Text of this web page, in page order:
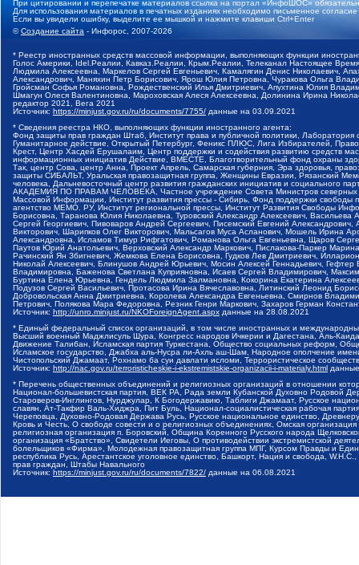
При цитировании и перепечатке материалов ссылка на портал «ИнфоШОС»
Для использования материалов в печатных изданиях необходимо письменное
Если вы увидели ошибку, выделите ее мышкой и нажмите клавиши Ctrl+Enter
©Создание сайта - Инфорос, 2007-2026
* Реестр иностранных средств массовой информации, выполняющих функции
Голос Америки, Idel.Реалии, Кавказ.Реалии, Крым.Реалии, Телеканал Настоящее
Людмила Алексеевна, Маркелов Сергей Евгеньевич, Камалягин Денис Николаевич,
Александрович, Маняхин Петр Борисович, Ярош Юлия Петровна, Чуракова Ольга
Гройсман Софья Романовна, Рождественский Илья Дмитриевич, Апухтина Юлия
Шмагун Олеся Валентиновна, Мароховская Алеся Алексеевна, Долинина Ирина
редактор 2021, Вега 2021
Источник: https://minjust.gov.ru/ru/documents/7755/ данные на 03.09.2021
* Сведения реестра НКО, выполняющих функции иностранного агента:
Фонд защиты прав граждан Штаб, Институт права и публичной политики,
Гуманитарное действие, Открытый Петербург, Феникс ПЛЮС, Лига Избирателей,
Крест, Центр Хасдей Ерушалаим, Центр поддержки и содействия развитию средств
информационных инициатив Действие, ВМЕСТЕ, Благотворительный фонд охраны
Так, центр Сова, центр Анна, Проект Апрель, Самарская губерния, Эра здоровья,
защиты СИБАЛЬТ, Уральская правозащитная группа, Женщины Евразии, Рязанский
человека, Дальневосточный центр развития гражданских инициатив и социального
АКАДЕМИЯ ПО ПРАВАМ ЧЕЛОВЕКА, Частное учреждение Совета Министров северных
Массовой Информации, Институт развития прессы - Сибирь, Фонд поддержки
агентство МЕМО. РУ, Институт региональной прессы, Институт Развития Свободы
Борисовна, Таранова Юлия Николаевна, Туровский Александр Алексеевич,
Сергей Георгиевич, Пивоваров Андрей Сергеевич, Писемский Евгений
Викторович, Шарипков Олег Викторович, Мальсагов Муса Асланович, Мошель Ирина
Александровна, Исламов Тимур Рифгатович, Романова Ольга Евгеньевна, Щаров
Паутов Юрий Анатольевич, Верховский Александр Маркович, Пислакова-Паркер
Рачинский Ян Збигневич, Жемкова Елена Борисовна, Гудков Лев Дмитриевич,
Николай Алексеевич, Блинушов Андрей Юрьевич, Мосин Алексей Геннадьевич,
Владимировна, Баженова Светлана Куприяновна, Исаев Сергей Владимирович,
Буртина Елена Юрьевна, Гендель Людмила Залмановна, Кокорина Екатерина
Подузов Сергей Васильевич, Протасова Ирина Вячеславовна, Литинский Леонид
Добровольская Анна Дмитриевна, Королева Александра Евгеньевна, Смирнов
Петрович, Полякова Мара Федоровна, Резник Генри Маркович, Захаров Герман
Источник: http://unro.minjust.ru/NKOForeignAgent.aspx данные на 28.08.2021
* Единый федеральный список организаций, в том числе иностранных и
Высший военный Маджлисуль Шура, Конгресс народов Ичкерии и Дагестана, Аль-
Движение Талибан, Исламская партия Туркестана, Общество социальных реформ,
Исламское государство, Джабха аль-Нусра ли-Ахль аш-Шам, Народное ополчение
Чистопольский Джамаат, Рохнамо ба суи давлати исломи, Террористическое
Источник: http://nac.gov.ru/terroristicheskie-i-ekstremistskie-organizacii-i-materialy.html
* Перечень общественных объединений и религиозных организаций в отношении
Национал-большевистская партия, ВЕК РА, Рада земли Кубанской Духовно Родовой
Староверов-Инглингов, Нурджулар, К Богодержавию, Таблиги Джамаат, Русское
славян, Ат-Такфир Валь-Хиджра, Пит Буль, Национал-социалистическая рабочая
Череповца, Духовно-Родовая Держава Русь, Русское национальное единство,
Кровь и Честь, О свободе совести и о религиозных объединениях, Омская
религиозная организация п. Боровский, Община Коренного Русского народа
организация «Братство», Свидетели Иеговы, О противодействии экстремистской
болельщиков «Фирма», Молодежная правозащитная группа МПГ, Курсом Правды и
республика Русь, Арестантское уголовное единство, Башкорт, Нация и свобода,
прав граждан, Штабы Навального
Источник: https://minjust.gov.ru/ru/documents/7822/ данные на 06.08.2021